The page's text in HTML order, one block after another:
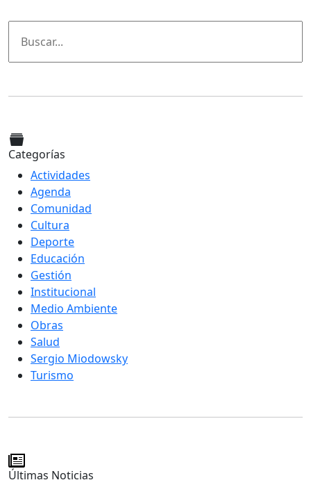
Categorías
Actividades
Agenda
Comunidad
Cultura
Deporte
Educación
Gestión
Institucional
Medio Ambiente
Obras
Salud
Sergio Miodowsky
Turismo
Últimas Noticias